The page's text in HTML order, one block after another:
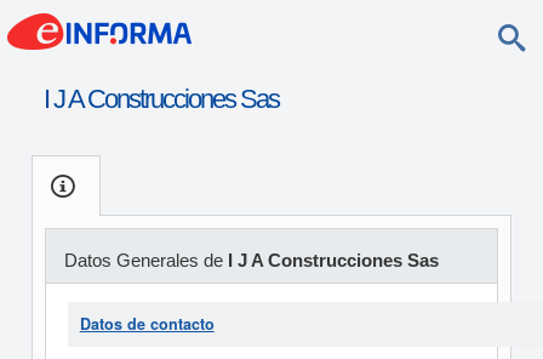
I J A Construcciones Sas
Datos Generales de I J A Construcciones Sas
Datos de contacto